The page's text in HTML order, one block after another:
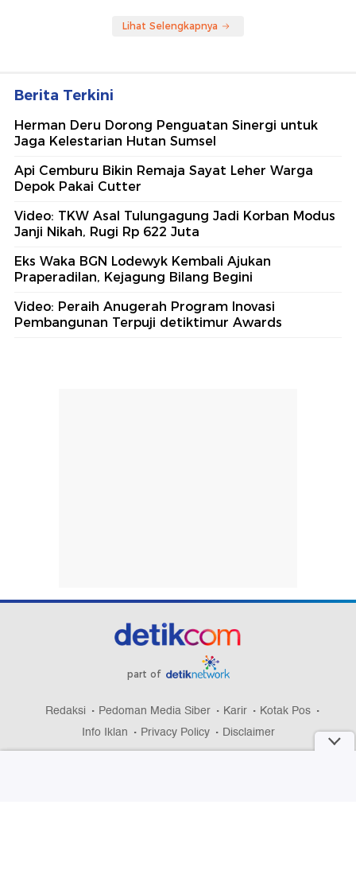
Lihat Selengkapnya
Berita Terkini
Herman Deru Dorong Penguatan Sinergi untuk
Jaga Kelestarian Hutan Sumsel
Api Cemburu Bikin Remaja Sayat Leher Warga
Depok Pakai Cutter
Video: TKW Asal Tulungagung Jadi Korban Modus
Janji Nikah, Rugi Rp 622 Juta
Eks Waka BGN Lodewyk Kembali Ajukan
Praperadilan, Kejagung Bilang Begini
Video: Peraih Anugerah Program Inovasi
Pembangunan Terpuji detiktimur Awards
part of
Redaksi Pedoman Media Siber Karir
Kotak Pos
Info Iklan
Privacy Policy Disclaimer